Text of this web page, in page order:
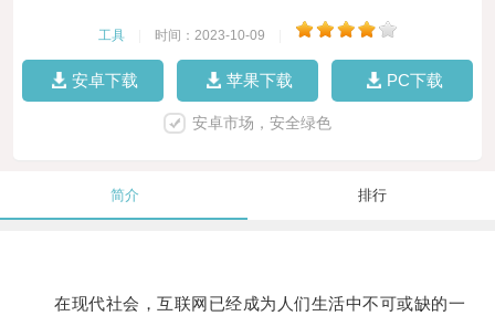
工具 时间：2023-10-09
安卓下载 苹果下载 PC下载
安卓市场，安全绿色
简介 排行
在现代社会，互联网已经成为人们生活中不可或缺的一